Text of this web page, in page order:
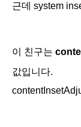
근데 system
이 친구는
값입니다.